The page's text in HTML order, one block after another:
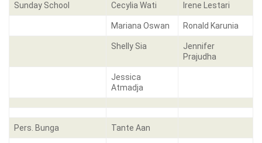
Sunday School Cecylia Wati Irene Lestari
Mariana Oswan Ronald Karunia
Shelly Sia
Jennifer
Prajudha
Jessica
Atmadja
Pers. Bunga Tante Aan